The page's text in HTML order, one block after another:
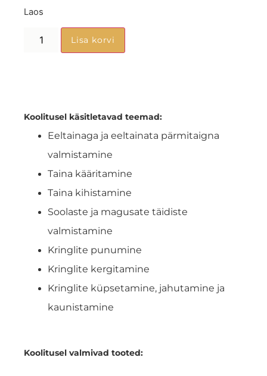
Laos
Lisa korvi
Koolitusel käsitletavad teemad:
Eeltainaga ja eeltainata pärmitaigna
valmistamine
Taina kääritamine
Taina kihistamine
Soolaste ja magusate täidiste
valmistamine
Kringlite punumine
Kringlite kergitamine
Kringlite küpsetamine, jahutamine ja
kaunistamine
Koolitusel valmivad tooted: